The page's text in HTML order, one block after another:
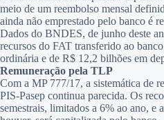
meio de um reembolso mensal
ainda não emprestado pelo banco é
Dados do BNDES, de junho deste
recursos do FAT transferido ao
ordinária e de R$ 12,2 bilhões em
Remuneração pela TLP
Com a MP 777/17, a sistemática de
PIS-Pasep continua parecida. Os
semestrais, limitados a 6% ao ano, e